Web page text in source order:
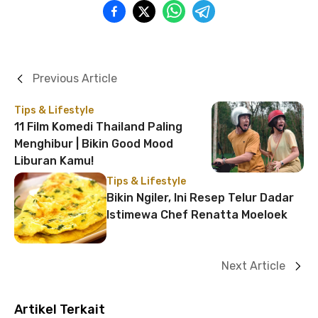
Tips & Lifestyle
11 Film Komedi Thailand Paling
Menghibur | Bikin Good Mood
Liburan Kamu!
Previous Article
Tips & Lifestyle
Bikin Ngiler, Ini Resep Telur Dadar
Istimewa Chef Renatta Moeloek
Next Article
Artikel Terkait